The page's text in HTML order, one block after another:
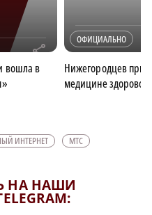
r
вошла в
ОФИЦИАЛЬНО
Нижегородцев
медицине
ИНТЕРНЕТ МТС
НА НАШИ